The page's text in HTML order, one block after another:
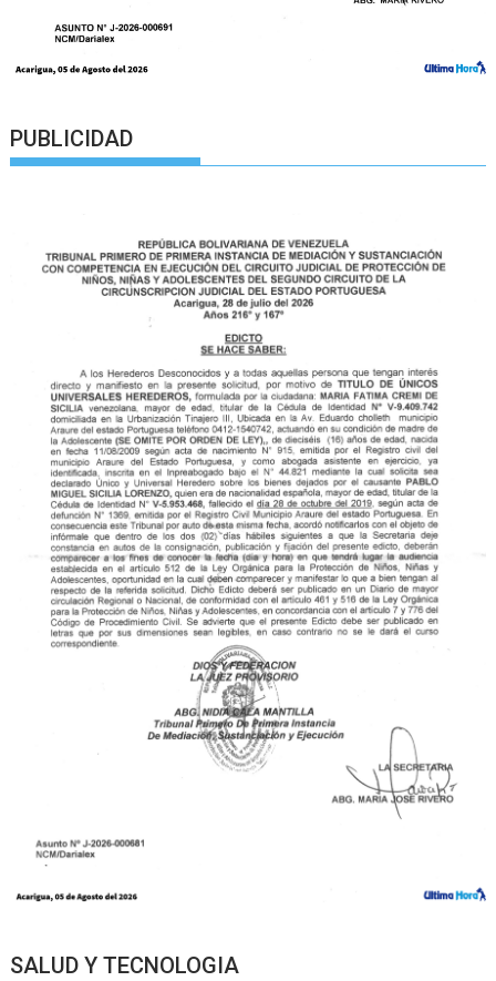
PUBLICIDAD
SALUD Y TECNOLOGIA